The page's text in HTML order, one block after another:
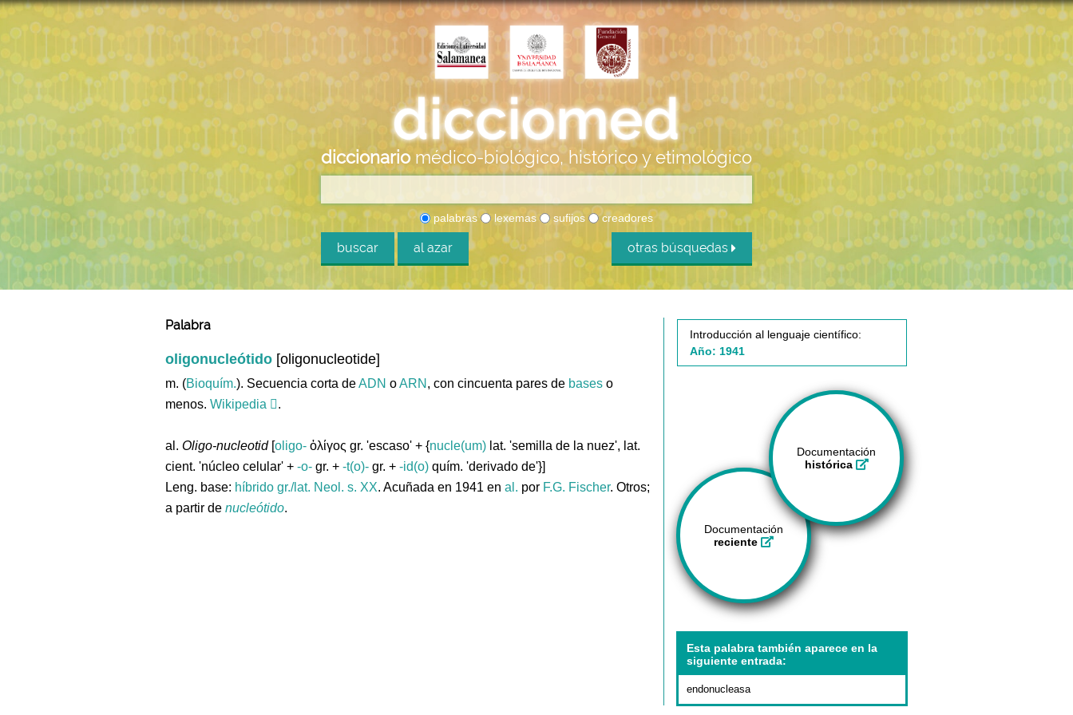
diccionario médico-biológico, histórico y etimológico
palabras lexemas sufijos creadores
buscar al azar otras búsquedas
Palabra
oligonucleótido [oligonucleotide]
m. (Bioquím.). Secuencia corta deADN oARN , con cincuenta pares de bases o
menos. Wikipedia .
al. Oligo-nucleotid[oligo- ὀλίγος gr. 'escaso' + {nucle(um) lat. 'semilla de la nuez', lat.
cient. 'núcleo celular' + -o- gr. + -t(o)- gr. + -id(o) quím. 'derivado de'}]
Leng. base: híbrido gr./lat. Neol. s. XX. Acuñada en 1941 en al. por F.G. Fischer. Otros;
a partir de nucleótido.
Introducción al lenguaje científico:
Año: 1941
Documentación
histórica
Documentación
reciente
Esta palabra también aparece en la
siguiente entrada:
endonucleasa